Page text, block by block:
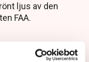
ljus av den
FAA.